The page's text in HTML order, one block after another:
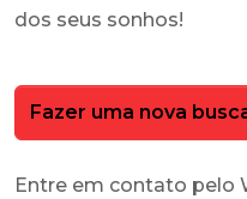
dos seus sonhos!
Fazer uma nova
Entre em contato pelo